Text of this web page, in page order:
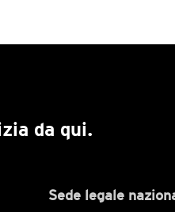
da qui.
Sede legale